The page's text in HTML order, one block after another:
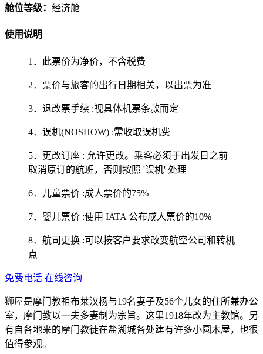
舱位等级： 经济舱
使用说明
1．此票价为净价，不含税费
2．票价与旅客的出行日期相关，以出票为准
3．退改票手续 :视具体机票条款而定
4．误机(NOSHOW) :需收取误机费
5．更改订座 : 允许更改。乘客必须于出发日之前
取消原订的航班，否则按照 '误机' 处理
6．儿童票价 :成人票价的75%
7．婴儿票价 :使用 IATA 公布成人票价的10%
8．航司更换 :可以按客户要求改变航空公司和转机
点
免费电话 在线咨询
狮屋是摩门教祖布莱汉杨与19名妻子及56个儿女的住所兼办公
室，摩门教以一夫多妻制为宗旨。这里1918年改为主教馆。另
有自各地来的摩门教徒在盐湖城各处建有许多小圆木屋，也很
值得参观。